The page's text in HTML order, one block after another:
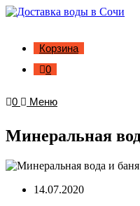
Корзина
0
0 Меню
Минеральная
14.07.2020